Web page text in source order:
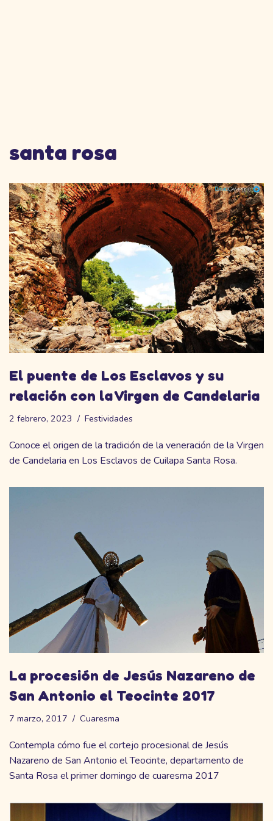
santa rosa
El puente de Los Esclavos y su
relación con la Virgen de Candelaria
2 febrero, 2023 Festividades
Conoce el origen de la tradición de la veneración de la Virgen
de Candelaria en Los Esclavos de Cuilapa Santa Rosa.
La procesión de Jesús Nazareno de
San Antonio el Teocinte 2017
7 marzo, 2017 Cuaresma
Contempla cómo fue el cortejo procesional de Jesús
Nazareno de San Antonio el Teocinte, departamento de
Santa Rosa el primer domingo de cuaresma 2017